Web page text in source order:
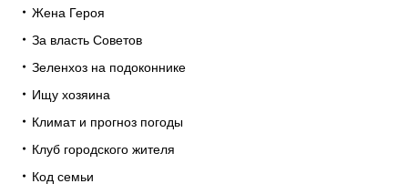
Жена Героя
За власть Советов
Зеленхоз на подоконнике
Ищу хозяина
Климат и прогноз погоды
Клуб городского жителя
Код семьи